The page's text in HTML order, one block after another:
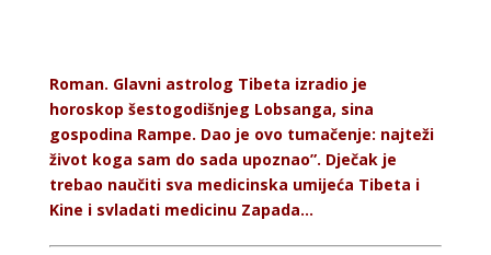
Roman. Glavni astrolog Tibeta izradio je
horoskop šestogodišnjeg Lobsanga, sina
gospodina Rampe. Dao je ovo tumačenje: najteži
život koga sam do sada upoznao”. Dječak je
trebao naučiti sva medicinska umijeća Tibeta i
Kine i svladati medicinu Zapada...